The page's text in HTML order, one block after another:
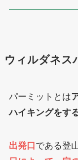
ウィルダネス
パーミットとは
ハイキングをす
出発口 である登